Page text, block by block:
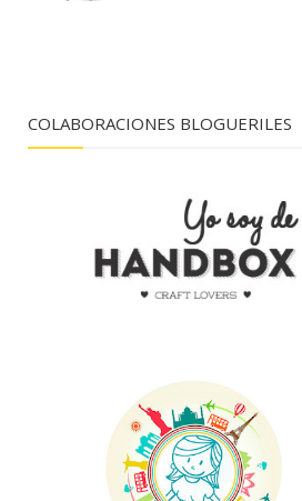
COLABORACIONES BLOGUERILES